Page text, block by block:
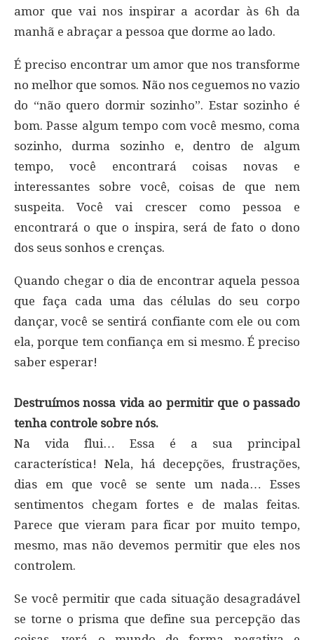
amor que vai nos inspirar a acordar às 6h da
manhã e abraçar a pessoa que dorme ao lado.
É preciso encontrar um amor que nos transforme
no melhor que somos. Não nos ceguemos no vazio
do “não quero dormir sozinho”. Estar sozinho é
bom. Passe algum tempo com você mesmo, coma
sozinho, durma sozinho e, dentro de algum
tempo, você encontrará coisas novas e
interessantes sobre você, coisas de que nem
suspeita. Você vai crescer como pessoa e
encontrará o que o inspira, será de fato o dono
dos seus sonhos e crenças.
Quando chegar o dia de encontrar aquela pessoa
que faça cada uma das células do seu corpo
dançar, você se sentirá confiante com ele ou com
ela, porque tem confiança em si mesmo. É preciso
saber esperar!
Destruímos nossa vida ao permitir que o passado
tenha controle sobre nós.
Na vida flui… Essa é a sua principal
característica! Nela, há decepções, frustrações,
dias em que você se sente um nada… Esses
sentimentos chegam fortes e de malas feitas.
Parece que vieram para ficar por muito tempo,
mesmo, mas não devemos permitir que eles nos
controlem.
Se você permitir que cada situação desagradável
se torne o prisma que define sua percepção das